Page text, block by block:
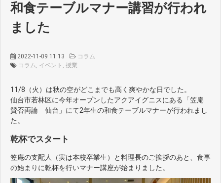
和食テーブルマナー講習が行われ
ました
2022-11-09 11:13
コラム
コラム イベント 授業
11/8（火）は秋の空がどこまでも高く爽やかな日でした。
仙台市若林区に今年オープンしたアクアイグニスにある「笠庵
賛否両論 仙台」にて2年生の和食テーブルマナーが行われまし
た。
乾杯でスタート
笠庵の支配人（実は本校卒業生）と料理長のご挨拶のあと、食事
の始まりに乾杯を行いマナー講座が始まりました。